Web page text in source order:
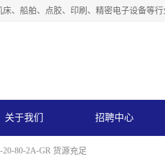
关于我们 招聘中心
80-2A-GR 货源充足